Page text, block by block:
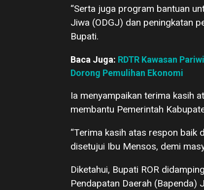
“Serta juga program bantuan
Jiwa (ODGJ) dan peningkatan
Bupati.
Baca Juga: RDTR Kawasan
Dorong Pemulihan Ekonomi
Ia menyampaikan terima kasih
membantu Pemerintah
“Terima kasih atas respon baik
disetujui Ibu Mensos, demi
Diketahui, Bupati ROR
Pendapatan Daerah (Bapenda)